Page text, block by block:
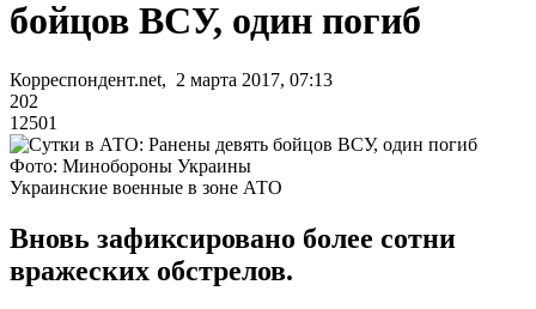
бойцов ВСУ, один погиб
Корреспондент.net, 2 марта 2017, 07:13
202
12501
Фото: Минобороны Украины
Украинские военные в зоне АТО
Вновь зафиксировано более сотни
вражеских обстрелов.